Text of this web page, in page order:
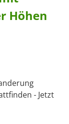
Höhen
- Jetzt